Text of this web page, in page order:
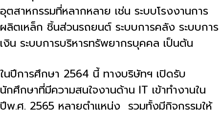
อุตสาหกรรมที่หลากหลาย เช่น ระบบโรงงานการ
ผลิตเหล็ก ชิ้นส่วนรถยนต์ ระบบการคลัง ระบบการ
เงิน ระบบการบริหารทรัพยากรบุคคล เป็นต้น
ในปีการศึกษา 2564 นี้ ทางบริษัทฯ เปิดรับ
นักศึกษาที่มีความสนใจงานด้าน IT เข้าทำงานใน
ปีพ.ศ. 2565 หลายตำแหน่ง รวมทั้งมีกิจกรรมให้